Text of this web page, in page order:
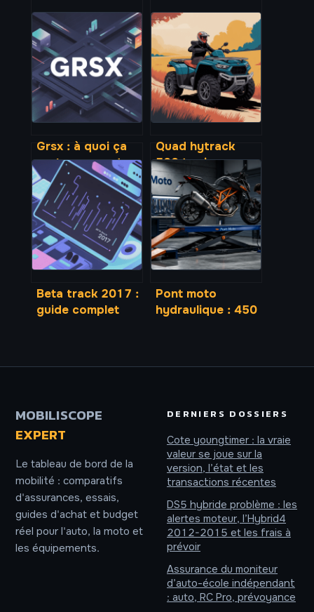
Grsx : à quoi ça
sert, comment ça
marche et
comment l’utiliser
Quad hytrack
500 t avis :
fiabilité,
performance et
retour
d’expérience
complet
Beta track 2017 :
guide complet
Pont moto
hydraulique : 450
MOBILISCOPE
EXPERT
Le tableau de bord de la
mobilité : comparatifs
d'assurances, essais,
guides d'achat et budget
réel pour l'auto, la moto et
les équipements.
DERNIERS DOSSIERS
Cote youngtimer : la vraie
valeur se joue sur la
version, l’état et les
transactions récentes
DS5 hybride problème : les
alertes moteur, l’Hybrid4
2012-2015 et les frais à
prévoir
Assurance du moniteur
d’auto-école indépendant
: auto, RC Pro, prévoyance